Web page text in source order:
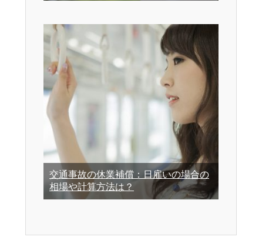
交通事故の休業補償：日雇いの場合の
相場や計算方法は？